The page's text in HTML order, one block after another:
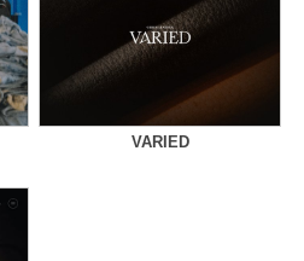
VARIED